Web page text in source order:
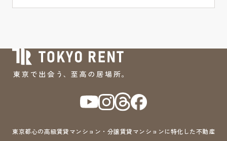
東京都心の高級賃貸マンション・分譲賃貸マンションに特化した不動産